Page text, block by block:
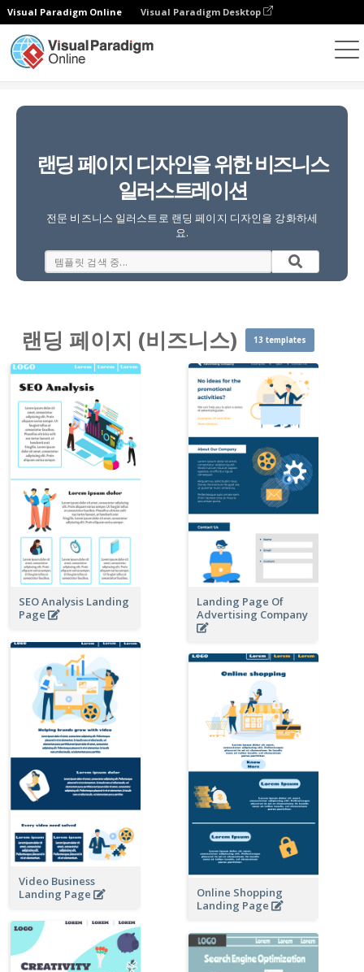
Visual Paradigm Online Visual Paradigm Desktop
랜딩 페이지 디자인을 위한 비즈니스
일러스트레이션
전문 비즈니스 일러스트로 랜딩 페이지 디자인을 강화하세
요.
랜딩 페이지 (비즈니스) 13 templates
SEO Analysis Landing
Page
Landing Page Of
Advertising Company
Video Business
Landing Page
Online Shopping
Landing Page